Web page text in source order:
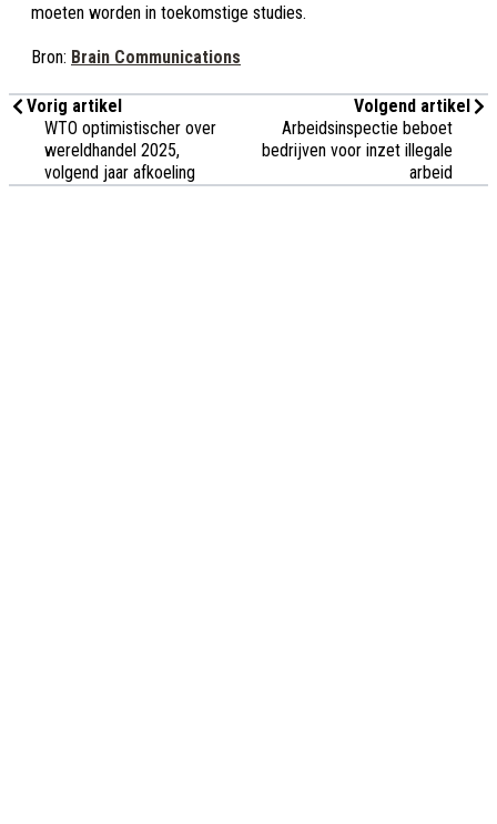
moeten worden in toekomstige studies.
Bron: Brain Communications
Vorig artikel
WTO optimistischer over
wereldhandel 2025,
volgend jaar afkoeling
Volgend artikel
Arbeidsinspectie beboet
bedrijven voor inzet illegale
arbeid